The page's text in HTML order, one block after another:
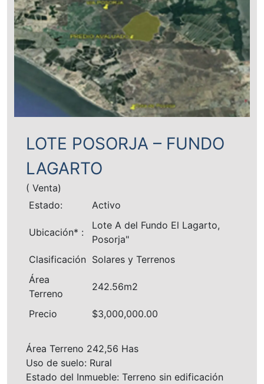
LOTE POSORJA – FUNDO
LAGARTO
( Venta)
Estado:
Activo
Ubicación* :
Lote A del Fundo El Lagarto,
Posorja"
Clasificación Solares y Terrenos
Área
Terreno
242.56m2
Precio $3,000,000.00
Área Terreno 242,56 Has
Uso de suelo: Rural
Estado del Inmueble: Terreno sin edificación